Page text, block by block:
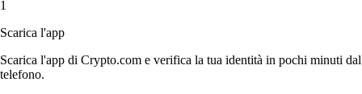
1
Scarica l'app
Scarica l'app di Crypto.com e verifica la tua identità in pochi minuti dal
telefono.